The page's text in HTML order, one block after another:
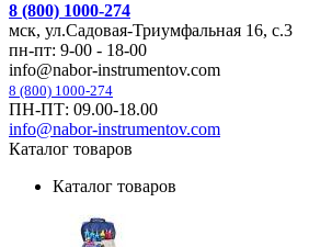
8 (800) 1000-274
мск, ул.Садовая-Триумфальная 16, с.3
пн-пт: 9-00 - 18-00
info@nabor-instrumentov.com
8 (800) 1000-274
ПН-ПТ: 09.00-18.00
info@nabor-instrumentov.com
Каталог товаров
Каталог товаров